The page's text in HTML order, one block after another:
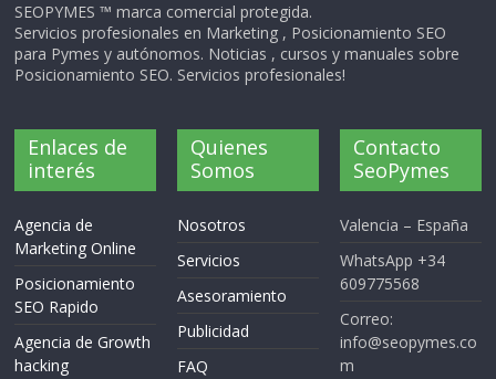
SEOPYMES ™ marca comercial protegida.
Servicios profesionales en Marketing , Posicionamiento SEO
para Pymes y autónomos. Noticias , cursos y manuales sobre
Posicionamiento SEO. Servicios profesionales!
Enlaces de
interés
Agencia de
Marketing Online
Posicionamiento
SEO Rapido
Agencia de Growth
hacking
Quienes
Somos
Nosotros
Servicios
Asesoramiento
Publicidad
FAQ
Contacto
SeoPymes
Valencia – España
WhatsApp +34
609775568
Correo:
info@seopymes.co
m